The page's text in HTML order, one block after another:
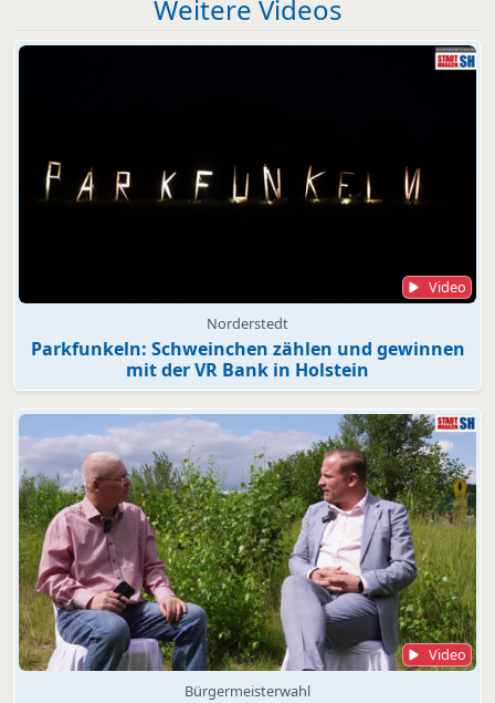
Weitere Videos
Video
Norderstedt
Parkfunkeln: Schweinchen zählen und gewinnen
mit der VR Bank in Holstein
Video
Bürgermeisterwahl